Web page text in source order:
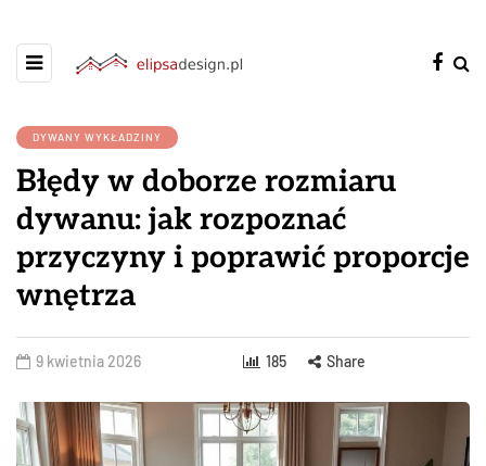
DYWANY WYKŁADZINY
Błędy w doborze rozmiaru
dywanu: jak rozpoznać
przyczyny i poprawić proporcje
wnętrza
9 kwietnia 2026 185 Share